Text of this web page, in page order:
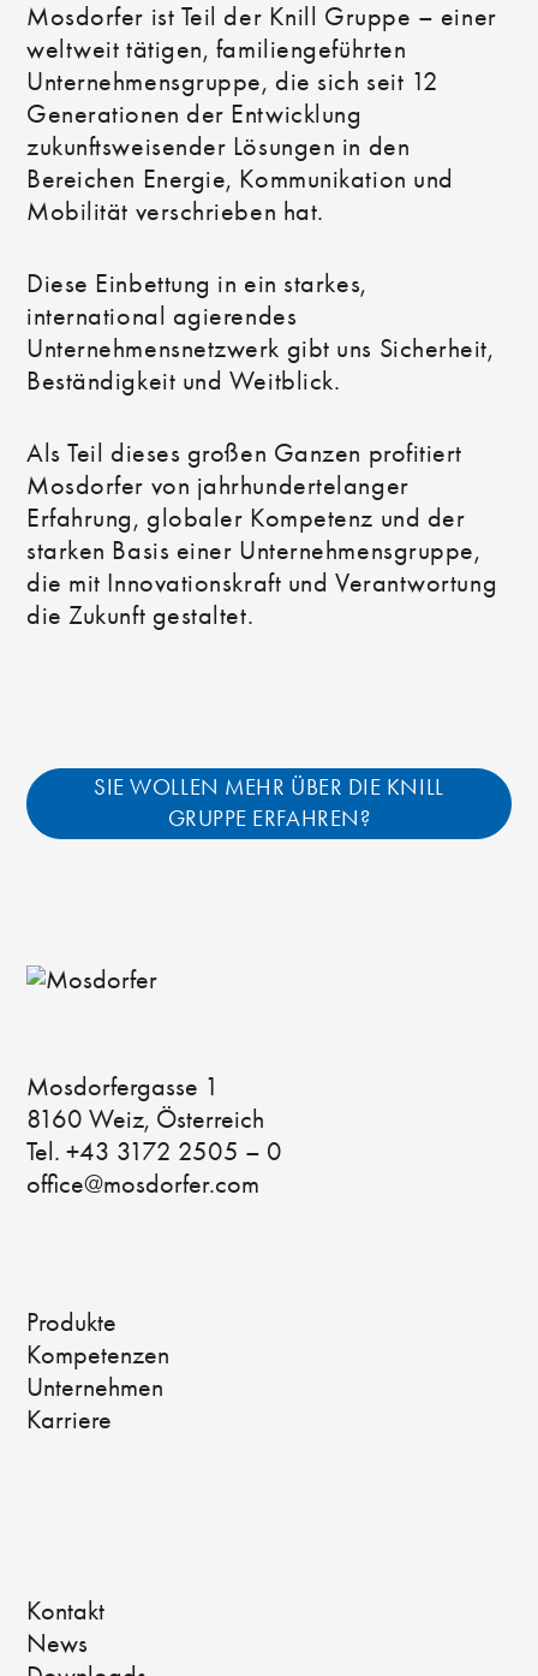
Mosdorfer ist Teil der Knill Gruppe – einer
weltweit tätigen, familiengeführten
Unternehmensgruppe, die sich seit 12
Generationen der Entwicklung
zukunftsweisender Lösungen in den
Bereichen Energie, Kommunikation und
Mobilität verschrieben hat.
Diese Einbettung in ein starkes,
international agierendes
Unternehmensnetzwerk gibt uns Sicherheit,
Beständigkeit und Weitblick.
Als Teil dieses großen Ganzen profitiert
Mosdorfer von jahrhundertelanger
Erfahrung, globaler Kompetenz und der
starken Basis einer Unternehmensgruppe,
die mit Innovationskraft und Verantwortung
die Zukunft gestaltet.
SIE WOLLEN MEHR ÜBER DIE KNILL
GRUPPE ERFAHREN?
Mosdorfergasse 1
8160 Weiz, Österreich
Tel. +43 3172 2505 – 0
office@mosdorfer.com
Produkte
Kompetenzen
Unternehmen
Karriere
Kontakt
News